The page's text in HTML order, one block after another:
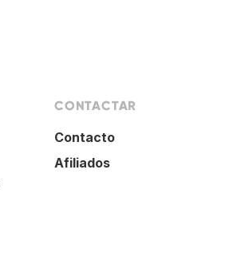
CONTACTAR
Contacto
Afiliados